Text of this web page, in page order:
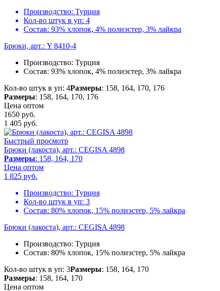
Производство: Турция
Кол-во штук в уп: 4
Состав: 93% хлопок, 4% полиэстер, 3% лайкра
Брюки, арт.: Y 8410-4
Производство: Турция
Состав: 93% хлопок, 4% полиэстер, 3% лайкра
Кол-во штук в уп: 4Размеры: 158, 164, 170, 176
Размеры: 158, 164, 170, 176
Цена оптом
1650 руб.
1 405 руб.
Быстрый просмотр
Брюки (лакоста), арт.: CEGISA 4898
Размеры: 158, 164, 170
Цена оптом
1 825 руб.
Производство: Турция
Кол-во штук в уп: 3
Состав: 80% хлопок, 15% полиэстер, 5% лайкра
Брюки (лакоста), арт.: CEGISA 4898
Производство: Турция
Состав: 80% хлопок, 15% полиэстер, 5% лайкра
Кол-во штук в уп: 3Размеры: 158, 164, 170
Размеры: 158, 164, 170
Цена оптом